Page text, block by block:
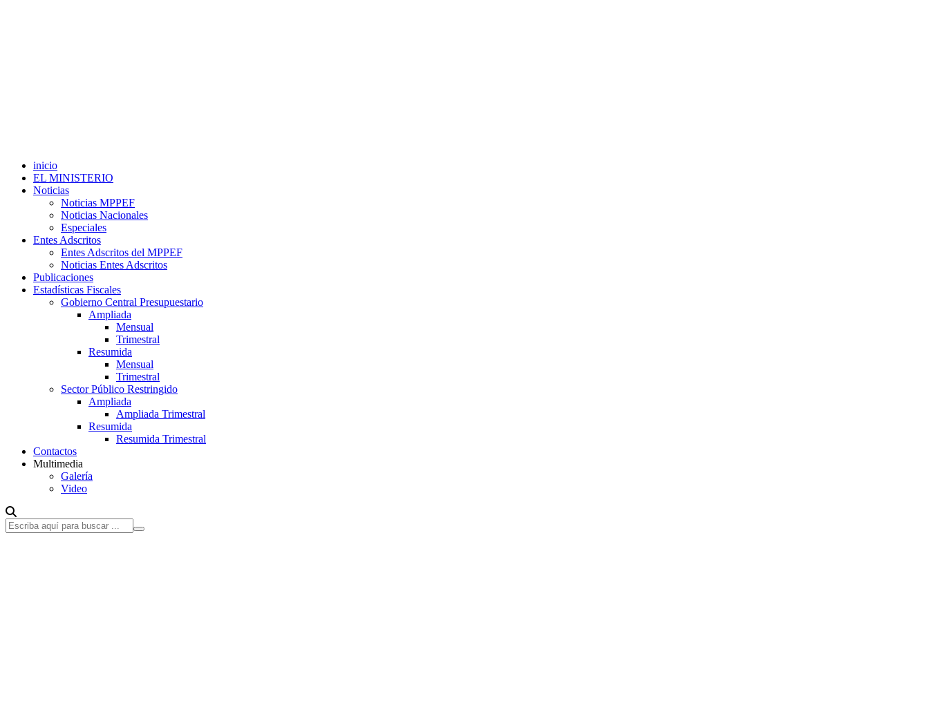
inicio
EL MINISTERIO
Noticias
Noticias MPPEF
Noticias Nacionales
Especiales
Entes Adscritos
Entes Adscritos del MPPEF
Noticias Entes Adscritos
Publicaciones
Estadísticas Fiscales
Gobierno Central Presupuestario
Ampliada
Mensual
Trimestral
Resumida
Mensual
Trimestral
Sector Público Restringido
Ampliada
Ampliada Trimestral
Resumida
Resumida Trimestral
Contactos
Multimedia
Galería
Video